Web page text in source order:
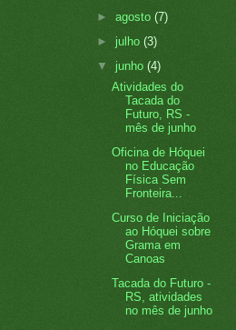
►agosto(7)
► julho(3)
▼ junho(4)
Atividades do
Tacada do
Futuro, RS -
mês de junho
Oficina de Hóquei
no Educação
Física Sem
Fronteira...
Curso de Iniciação
ao Hóquei sobre
Grama em
Canoas
Tacada do Futuro -
RS, atividades
no mês de junho